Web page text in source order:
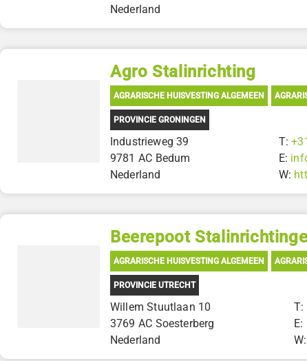
Nederland
Agro Stalinrichting
AGRARISCHE HUISVESTING ALGEMEEN
PROVINCIE GRONINGEN
Industrieweg 39
9781 AC Bedum
Nederland
T:
E:
W:
Beerepoot
AGRARISCHE HUISVESTING ALGEMEEN
PROVINCIE UTRECHT
Willem Stuutlaan 10
3769 AC Soesterberg
Nederland
T:
E:
W: